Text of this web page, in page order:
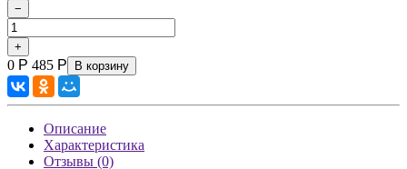
0 Р 485 Р В корзину
Описание
Характеристика
Отзывы (0)